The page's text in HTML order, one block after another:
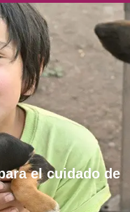
el cuidado de